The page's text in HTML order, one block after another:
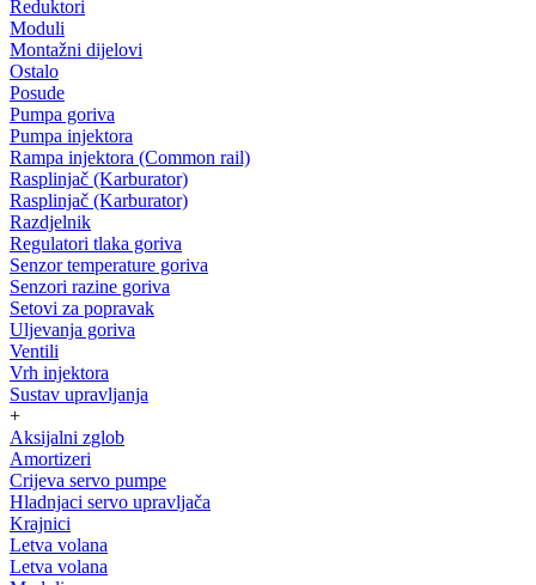
Reduktori
Moduli
Montažni dijelovi
Ostalo
Posude
Pumpa goriva
Pumpa injektora
Rampa injektora (Common rail)
Rasplinjač (Karburator)
Rasplinjač (Karburator)
Razdjelnik
Regulatori tlaka goriva
Senzor temperature goriva
Senzori razine goriva
Setovi za popravak
Uljevanja goriva
Ventili
Vrh injektora
Sustav upravljanja
+
Aksijalni zglob
Amortizeri
Crijeva servo pumpe
Hladnjaci servo upravljača
Krajnici
Letva volana
Letva volana